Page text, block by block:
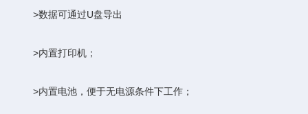
>数据可通过U盘导出
>内置打印机；
>内置电池，便于无电源条件下工作；